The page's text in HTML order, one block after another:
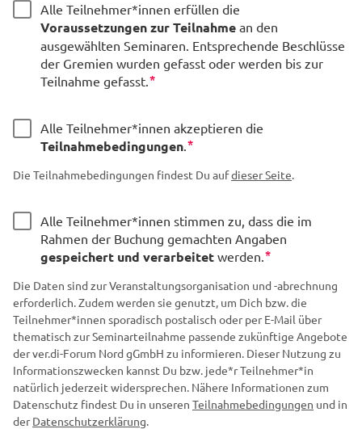
Alle Teilnehmer*innen erfüllen die
Voraussetzungen zur Teilnahmean den
ausgewählten Seminaren. Entsprechende Beschlüsse
der Gremien wurden gefasst oder werden bis zur
Teilnahme gefasst.*
Alle Teilnehmer*innen akzeptieren die
Teilnahmebedingungen.*
Die Teilnahmebedingungen findest Du aufdieser Seite.
Alle Teilnehmer*innen stimmen zu, dass die im
Rahmen der Buchung gemachten Angaben
gespeichert und verarbeitetwerden.*
Die Daten sind zur Veranstaltungsorganisation und -abrechnung
erforderlich. Zudem werden sie genutzt, um Dich bzw. die
Teilnehmer*innen sporadisch postalisch oder per E-Mail über
thematisch zur Seminarteilnahme passende zukünftige Angebote
der ver.di-Forum Nord gGmbH zu informieren. Dieser Nutzung zu
Informationszwecken kannst Du bzw. jede*r Teilnehmer*in
natürlich jederzeit widersprechen. Nähere Informationen zum
Datenschutz findest Du in unseren Teilnahmebedingungen und in
derDatenschutzerklärung.